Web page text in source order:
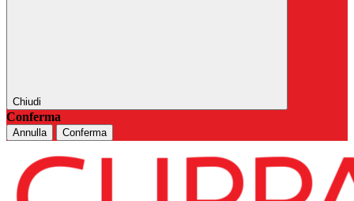
Chiudi
Conferma
Annulla Conferma